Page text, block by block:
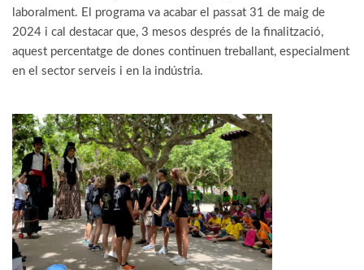
laboralment. El programa va acabar el passat 31 de maig de
2024 i cal destacar que, 3 mesos després de la finalització,
aquest percentatge de dones continuen treballant, especialment
en el sector serveis i en la indústria.